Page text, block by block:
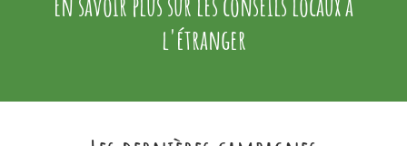
l'étranger